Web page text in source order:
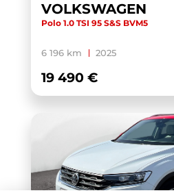
VOLKSWAGEN
Polo 1.0 TSI 95 S&S BVM5
6 196 km 2025
19 490 €